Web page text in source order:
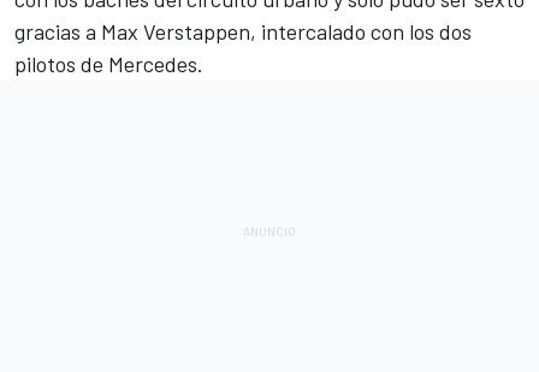
gracias a Max Verstappen, intercalado con los dos
pilotos de Mercedes.